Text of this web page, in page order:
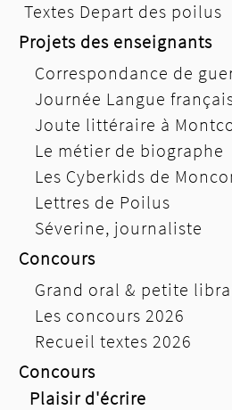
Textes Depart des poilus
Projets des enseignants
Correspondance de
Journée Langue
Joute littéraire à
Le métier de biographe
Les Cyberkids de
Lettres de Poilus
Séverine, journaliste
Concours
Grand oral & petite
Les concours 2026
Recueil textes 2026
Concours
Plaisir d'écrire